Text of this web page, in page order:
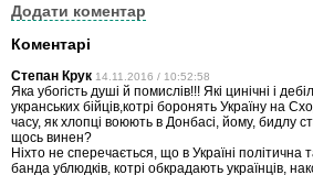
Додати коментар
Коментарі
Степан Крук 14.11.2016 / 10:52:58
Яка убогість душі й помислів!!! Які цинічні і
укранських бійців,котрі боронять Україну на
часу, як хлопці воюють в Донбасі, йому, бидлу
щось винен?
Ніхто не сперечається, що в Україні політична
банда ублюдків, котрі обкрадають українців,